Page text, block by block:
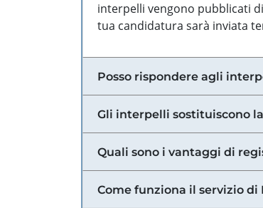
interpelli vengono pubblicati
tua candidatura sarà inviata
Posso rispondere agli
Gli interpelli sostituiscono
Quali sono i vantaggi di
Come funziona il servizio